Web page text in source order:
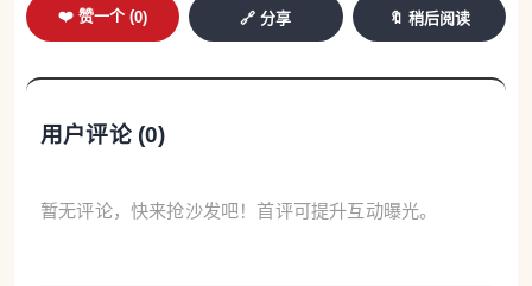
消或降低”所有美国工业产品以及多种食品和农产品的
的“对等关税”从25%降至18%，并撤销因印度购买俄
❤️ 赞一个 (0) 🔗 分享 🔖 稍后阅读
用户评论 (0)
暂无评论，快来抢沙发吧！首评可提升互动曝光。